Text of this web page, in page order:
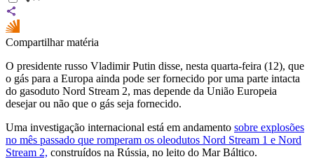
Compartilhar matéria
O presidente russo Vladimir Putin disse, nesta quarta-feira (12), que
o gás para a Europa ainda pode ser fornecido por uma parte intacta
do gasoduto Nord Stream 2, mas depende da União Europeia
desejar ou não que o gás seja fornecido.
Uma investigação internacional está em andamento sobre explosões
no mês passado que romperam os oleodutos Nord Stream 1 e Nord
Stream 2, construídos na Rússia, no leito do Mar Báltico.